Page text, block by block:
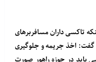
تاکسی داران مسافربرهای
گفت: اخذ جریمه و جلوگیری
باید در حوزه راهور صورت